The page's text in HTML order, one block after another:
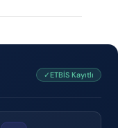
✓ETBİS Kayıtlı